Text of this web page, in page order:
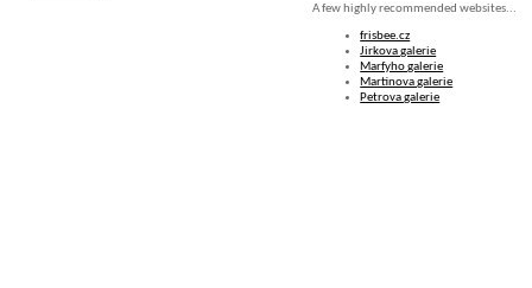
A few highly recommended websites...
frisbee.cz
Jirkova galerie
Marfyho galerie
Martinova galerie
Petrova galerie